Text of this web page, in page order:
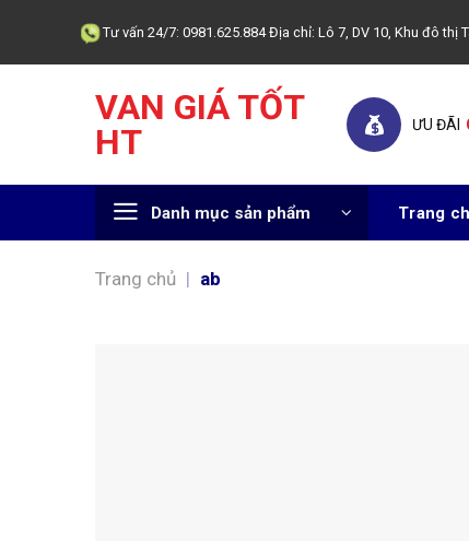
content
Tư vấn 24/7: 0981.625.884 Địa chỉ: Lô 7, DV 10, Khu đô thị
VAN GIÁ TỐT
HT
ƯU ĐÃI
Danh mục sản phẩm Trang
Trang chủ | ab